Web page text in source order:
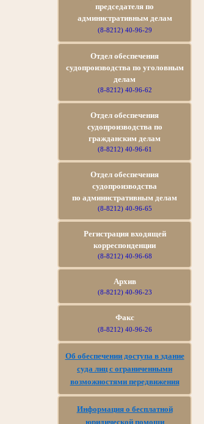
председателя по
административным делам
(8-8212) 40-96-29
Отдел обеспечения
судопроизводства по уголовным
делам
(8-8212) 40-96-62
Отдел обеспечения
судопроизводства по
гражданским делам
(8-8212) 40-96-61
Отдел обеспечения
судопроизводства
по административным делам
(8-8212) 40-96-65
Регистрация входящей
корреспонденции
(8-8212) 40-96-68
Архив
(8-8212) 40-96-23
Факс
(8-8212) 40-96-26
Об обеспечении доступа в здание
суда лиц с ограниченными
возможностями передвижения
Информация о бесплатной
юридической помощи